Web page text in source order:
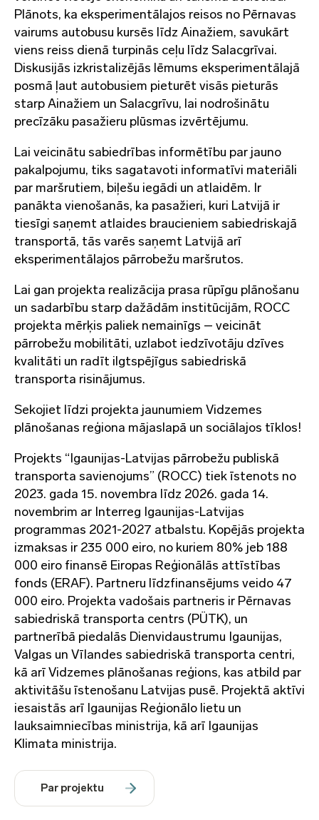
Plānots, ka eksperimentālajos reisos no Pērnavas
vairums autobusu kursēs līdz Ainažiem, savukārt
viens reiss dienā turpinās ceļu līdz Salacgrīvai.
Diskusijās izkristalizējās lēmums eksperimentālajā
posmā ļaut autobusiem pieturēt visās pieturās
starp Ainažiem un Salacgrīvu, lai nodrošinātu
precīzāku pasažieru plūsmas izvērtējumu.
Lai veicinātu sabiedrības informētību par jauno
pakalpojumu, tiks sagatavoti informatīvi materiāli
par maršrutiem, biļešu iegādi un atlaidēm. Ir
panākta vienošanās, ka pasažieri, kuri Latvijā ir
tiesīgi saņemt atlaides braucieniem sabiedriskajā
transportā, tās varēs saņemt Latvijā arī
eksperimentālajos pārrobežu maršrutos.
Lai gan projekta realizācija prasa rūpīgu plānošanu
un sadarbību starp dažādām institūcijām, ROCC
projekta mērķis paliek nemainīgs – veicināt
pārrobežu mobilitāti, uzlabot iedzīvotāju dzīves
kvalitāti un radīt ilgtspējīgus sabiedriskā
transporta risinājumus.
Sekojiet līdzi projekta jaunumiem Vidzemes
plānošanas reģiona mājaslapā un sociālajos tīklos!
Projekts “Igaunijas-Latvijas pārrobežu publiskā
transporta savienojums” (ROCC) tiek īstenots no
2023. gada 15. novembra līdz 2026. gada 14.
novembrim ar Interreg Igaunijas-Latvijas
programmas 2021-2027 atbalstu. Kopējās projekta
izmaksas ir 235 000 eiro, no kuriem 80% jeb 188
000 eiro finansē Eiropas Reģionālās attīstības
fonds (ERAF). Partneru līdzfinansējums veido 47
000 eiro. Projekta vadošais partneris ir Pērnavas
sabiedriskā transporta centrs (PÜTK), un
partnerībā piedalās Dienvidaustrumu Igaunijas,
Valgas un Vīlandes sabiedriskā transporta centri,
kā arī Vidzemes plānošanas reģions, kas atbild par
aktivitāšu īstenošanu Latvijas pusē. Projektā aktīvi
iesaistās arī Igaunijas Reģionālo lietu un
lauksaimniecības ministrija, kā arī Igaunijas
Klimata ministrija.
Par projektu